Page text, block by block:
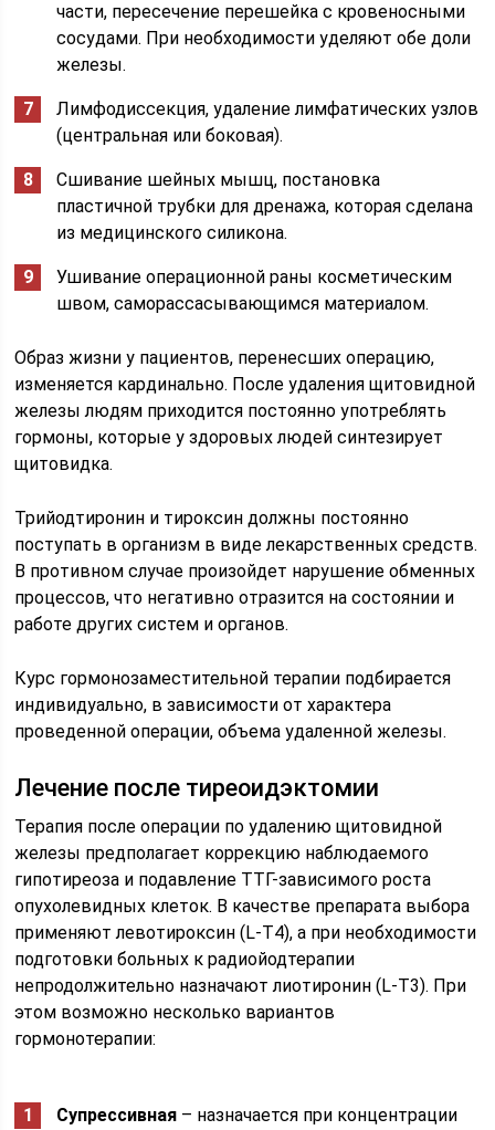
части, пересечение перешейка с кровеносными
сосудами. При необходимости уделяют обе доли
железы.
Лимфодиссекция, удаление лимфатических узлов
(центральная или боковая).
Сшивание шейных мышц, постановка
пластичной трубки для дренажа, которая сделана
из медицинского силикона.
Ушивание операционной раны косметическим
швом, саморассасывающимся материалом.
Образ жизни у пациентов, перенесших операцию,
изменяется кардинально. После удаления щитовидной
железы людям приходится постоянно употреблять
гормоны, которые у здоровых людей синтезирует
щитовидка.
Трийодтиронин и тироксин должны постоянно
поступать в организм в виде лекарственных средств.
В противном случае произойдет нарушение обменных
процессов, что негативно отразится на состоянии и
работе других систем и органов.
Курс гормонозаместительной терапии подбирается
индивидуально, в зависимости от характера
проведенной операции, объема удаленной железы.
Лечение после тиреоидэктомии
Терапия после операции по удалению щитовидной
железы предполагает коррекцию наблюдаемого
гипотиреоза и подавление ТТГ-зависимого роста
опухолевидных клеток. В качестве препарата выбора
применяют левотироксин (L-Т4), а при необходимости
подготовки больных к радиойодтерапии
непродолжительно назначают лиотиронин (L-Т3). При
этом возможно несколько вариантов
гормонотерапии:
Супрессивная – назначается при концентрации